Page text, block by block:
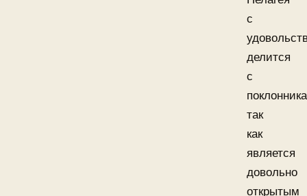
с
делится
с
так
как
является
довольно
открытым